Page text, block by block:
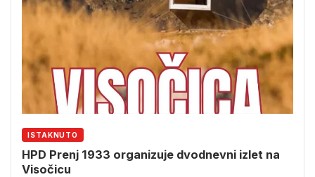
ISTAKNUTO
HPD Prenj 1933 organizuje dvodnevni izlet na
Visočicu